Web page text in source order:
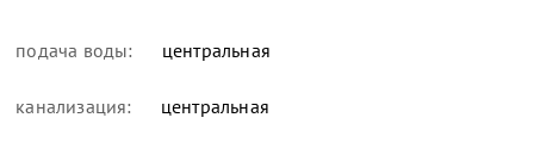
подача воды: центральная
канализация: центральная